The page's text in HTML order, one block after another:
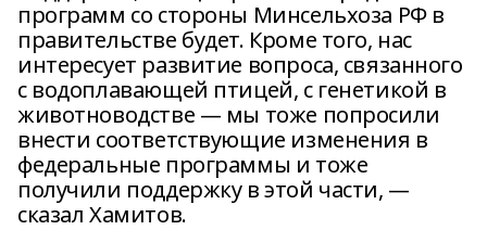
программ со стороны Минсельхоза РФ в
правительстве будет. Кроме того, нас
интересует развитие вопроса, связанного
с водоплавающей птицей, с генетикой в
животноводстве — мы тоже попросили
внести соответствующие изменения в
федеральные программы и тоже
получили поддержку в этой части, —
сказал Хамитов.